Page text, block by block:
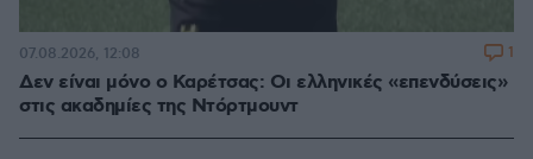
Δεν είναι μόνο ο Καρέτσας: Οι ελληνικές «επενδύσεις»
στις ακαδημίες της Ντόρτμουντ
07.08.2026, 12:08 1